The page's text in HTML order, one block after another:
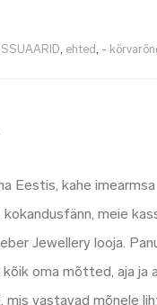
, ehted, -
Eestis, kahe
meie
Jewellery looja.
oma mõtted, aja ja
mis vastavad mõnele